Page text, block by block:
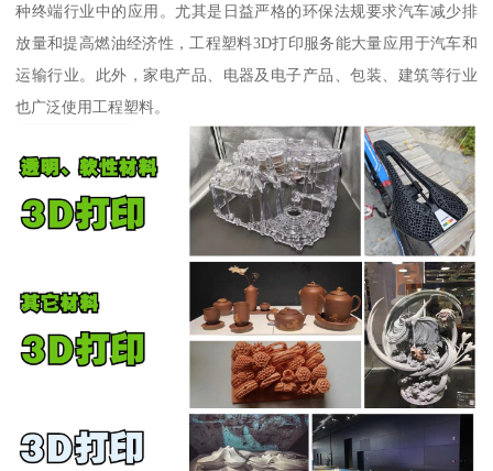
种终端行业中的应用。尤其是日益严格的环保法规要求汽车减少排
放量和提高燃油经济性，工程塑料3D打印服务能大量应用于汽车和
运输行业。此外，家电产品、电器及电子产品、包装、建筑等行业
也广泛使用工程塑料。